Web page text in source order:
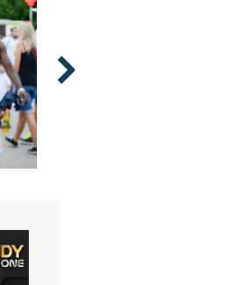
ULMER VOLKSFEST